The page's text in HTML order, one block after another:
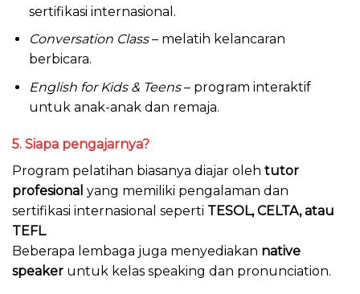
sertifikasi internasional.
Conversation Class– melatih kelancaran
berbicara.
English for Kids & Teens– program interaktif
untuk anak-anak dan remaja.
5. Siapa pengajarnya?
Program pelatihan biasanya diajar oleh tutor
profesional yang memiliki pengalaman dan
sertifikasi internasional seperti TESOL, CELTA, atau
TEFL.
Beberapa lembaga juga menyediakan native
speaker untuk kelas speaking dan pronunciation.